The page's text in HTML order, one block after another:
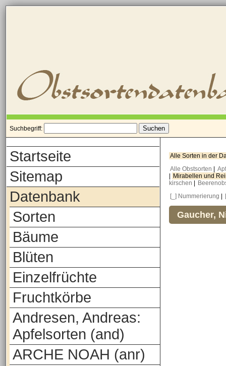
Suchbegriff:
Startseite
Sitemap
Datenbank
Sorten
Bäume
Blüten
Einzelfrüchte
Fruchtkörbe
Andresen, Andreas:
Apfelsorten (and)
ARCHE NOAH (anr)
Alle Sorten in der
Alle Obstsorten
Mirabellen und
kirschen
[_] Nummerierung
Gaucher,